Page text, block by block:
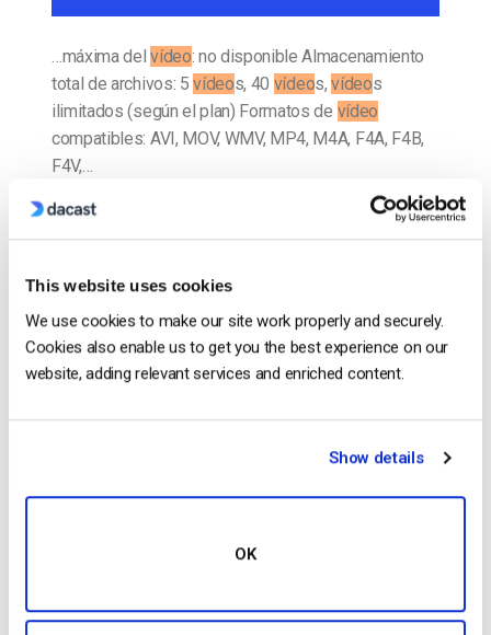
This website uses cookies
We use cookies to make our site work properly and securely.
Cookies also enable us to get you the best experience on our
website, adding relevant services and enriched content.
Show details
OK
…máxima delvídeo: no disponible Almacenamiento
total de archivos: 5vídeos, 40 vídeos,vídeos
ilimitados (según el plan) Formatos de vídeo
compatibles: AVI, MOV, WMV, MP4, M4A, F4A, F4B,
F4V,…
CONTINUAR LEYENDO
Publicado enEl blog de los expertos en vídeo
El blog de los expertos en
vídeo
12 Mejores Plataformas de Alojamiento